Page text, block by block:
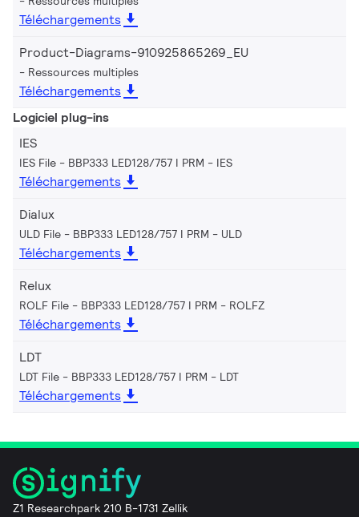
Téléchargements
Product-Diagrams-910925865269_EU
Ressources multiples
Téléchargements
Logiciel plug-ins
IES
IES File - BBP333 LED128/757 I PRM IES
Téléchargements
Dialux
ULD File - BBP333 LED128/757 I PRM ULD
Téléchargements
Relux
ROLF File - BBP333 LED128/757 I PRM ROLFZ
Téléchargements
LDT
LDT File - BBP333 LED128/757 I PRM LDT
Téléchargements
Z1 Researchpark 210 B-1731 Zellik